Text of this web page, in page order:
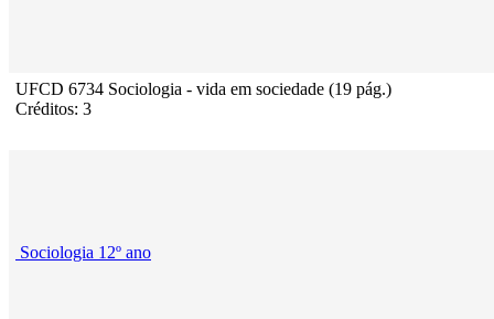
UFCD 6734 Sociologia - vida em sociedade (19 pág.)
Créditos: 3
Sociologia 12º ano